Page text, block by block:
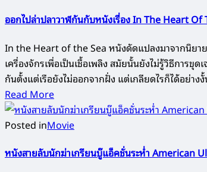
ออกไปล่าปลาวาฬกันกับหนังเรื่อง In The Heart
In the Heart of the Sea หนังดัดแปลงมาจากนิยาย
เครื่องจักรเพื่อเป็นเชื้อเพลิง สมัยนั้นยังไม่รู้วิธีการ
กันตั้งแต่เรือยังไม่ออกจากฝั่ง แต่เกลียดไรก็ได้อย่า
Read More
Posted inMovie
หนังสายลับนักฆ่าเกรียนบู๊แอ็คชั่นระห่ำ American